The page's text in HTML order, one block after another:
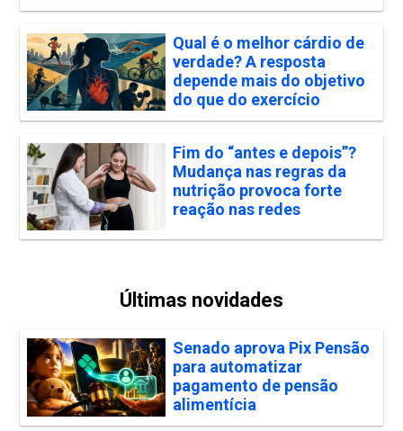
Qual é o melhor cárdio de
verdade? A resposta
depende mais do objetivo
do que do exercício
Fim do “antes e depois”?
Mudança nas regras da
nutrição provoca forte
reação nas redes
Últimas novidades
Senado aprova Pix Pensão
para automatizar
pagamento de pensão
alimentícia